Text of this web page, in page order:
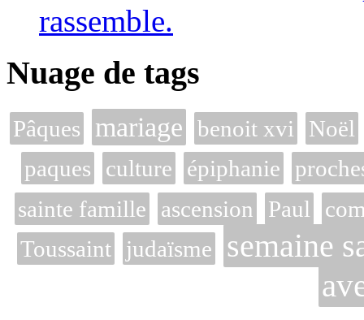
rassemble.
Nuage de tags
Pâques mariage benoit xvi
Noël
paques
culture épiphanie
sainte famille
ascension Paul
Toussaint judaïsme
semaine